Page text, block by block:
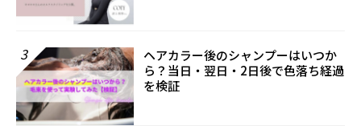
3
ヘアカラー後のシャンプーはいつか
ら？当日・翌日・2日後で色落ち経過
を検証